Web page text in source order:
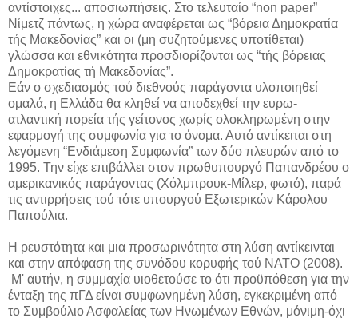
αντίστοιχες... αποσιωπήσεις. Στο τελευταίο “non paper”
Νίμετζ πάντως, η χώρα αναφέρεται ως “βόρεια Δημοκρατία
τής Μακεδονίας” και οι (μη συζητούμενες υποτίθεται)
γλώσσα και εθνικότητα προσδιορίζονται ως “τής βόρειας
Δημοκρατίας τή Μακεδονίας”.
Εάν ο σχεδιασμός τού διεθνούς παράγοντα υλοποιηθεί
ομαλά, η Ελλάδα θα κληθεί να αποδεχθεί την ευρω-
ατλαντική πορεία τής γείτονος χωρίς ολοκληρωμένη στην
εφαρμογή της συμφωνία για το όνομα. Αυτό αντίκειται στη
λεγόμενη “Ενδιάμεση Συμφωνία” των δύο πλευρών από το
1995. Την είχε επιβάλλει στον πρωθυπουργό Παπανδρέου ο
αμερικανικός παράγοντας (Χόλμπρουκ-Μίλερ, φωτό), παρά
τις αντιρρήσεις τού τότε υπουργού Εξωτερικών Κάρολου
Παπούλια.
Η ρευστότητα και μια προσωρινότητα στη λύση αντίκεινται
και στην απόφαση της συνόδου κορυφής τού ΝΑΤΟ (2008).
Μ' αυτήν, η συμμαχία υιοθετούσε το ότι προϋπόθεση για την
ένταξη της πΓΔ είναι συμφωνημένη λύση, εγκεκριμένη από
το Συμβούλιο Ασφαλείας των Ηνωμένων Εθνών, μόνιμη-όχι